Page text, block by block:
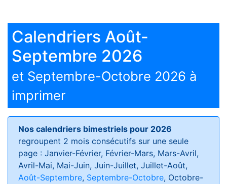
Calendriers Août-
Septembre 2026
et Septembre-Octobre 2026 à
imprimer
Nos calendriers bimestriels pour 2026
regroupent 2 mois consécutifs sur une seule
page : Janvier-Février, Février-Mars, Mars-Avril,
Avril-Mai, Mai-Juin, Juin-Juillet, Juillet-Août,
Août-Septembre, Septembre-Octobre, Octobre-